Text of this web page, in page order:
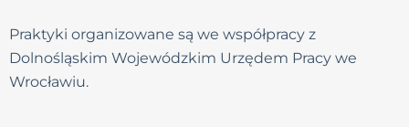
Praktyki organizowane są we współpracy z
Dolnośląskim Wojewódzkim Urzędem Pracy we
Wrocławiu.